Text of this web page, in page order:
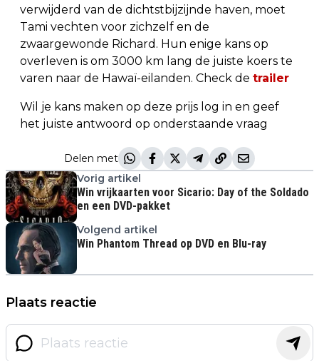
verwijderd van de dichtstbijzijnde haven, moet
Tami vechten voor zichzelf en de
zwaargewonde Richard. Hun enige kans op
overleven is om 3000 km lang de juiste koers te
varen naar de Hawaï-eilanden. Check de trailer
Wil je kans maken op deze prijs log in en geef
het juiste antwoord op onderstaande vraag
Delen met
Vorig artikel
Win vrijkaarten voor Sicario: Day of the Soldado
en een DVD-pakket
Volgend artikel
Win Phantom Thread op DVD en Blu-ray
Plaats reactie